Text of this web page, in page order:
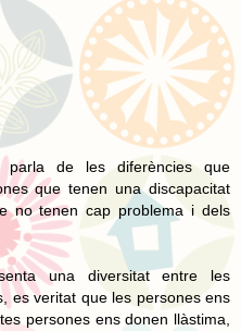
parla de les diferències que
que tenen una discapacitat
no tenen cap problema i dels
una diversitat entre les
es veritat que les persones ens
persones ens donen llàstima,